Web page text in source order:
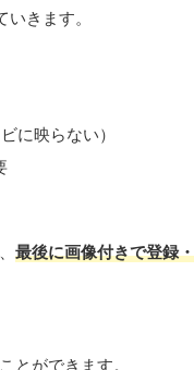
きます。
に映らない）
最後に画像付きで登録
とができます。